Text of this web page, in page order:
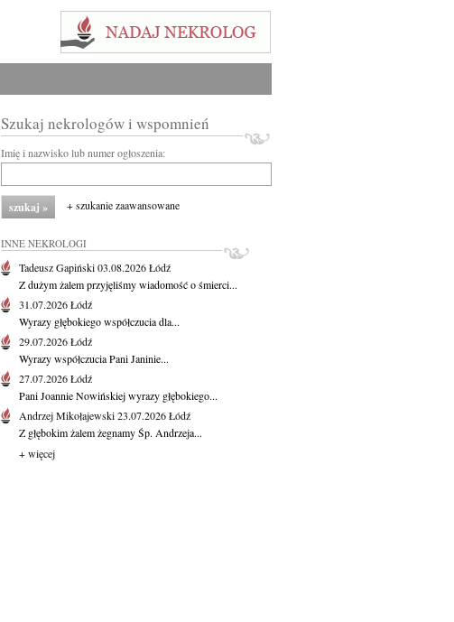
Szukaj nekrologów i wspomnień
Imię i nazwisko lub numer ogłoszenia:
+ szukanie zaawansowane
INNE NEKROLOGI
Tadeusz Gapiński03.08.2026Łódź
Z dużym żalem przyjęliśmy wiadomość o śmierci...
31.07.2026Łódź
Wyrazy głębokiego współczucia dla...
29.07.2026Łódź
Wyrazy współczucia Pani Janinie...
27.07.2026Łódź
Pani Joannie Nowińskiej wyrazy głębokiego...
Andrzej Mikołajewski23.07.2026Łódź
Z głębokim żalem żegnamy Śp. Andrzeja...
+ więcej